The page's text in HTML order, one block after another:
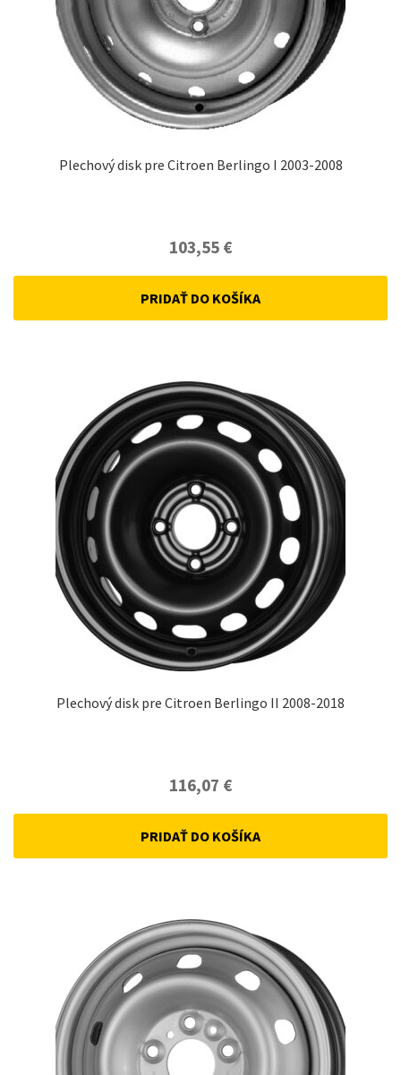
Plechový disk pre Citroen Berlingo I 2003-2008
103,55 €
PRIDAŤ DO KOŠÍKA
Plechový disk pre Citroen Berlingo II 2008-2018
116,07 €
PRIDAŤ DO KOŠÍKA